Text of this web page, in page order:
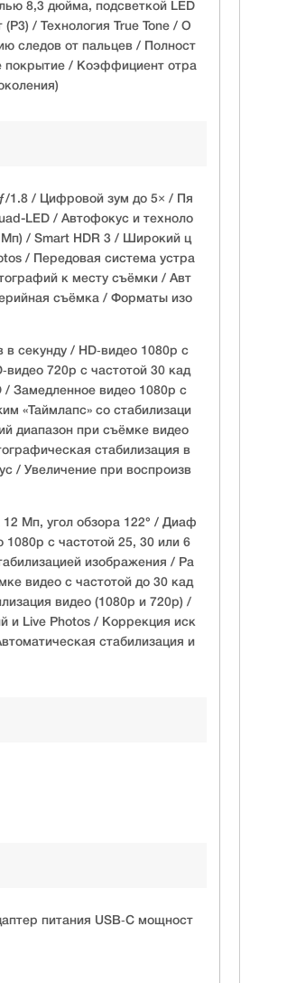
8,3 дюйма, подсветкой LED
/ Технология True Tone / О
следов от пальцев / Полност
покрытие / Коэффициент отра
1.8 / Цифровой зум до 5× / Пя
LED / Автофокус и техноло
/ Smart HDR 3 / Широкий ц
/ Передовая система устра
к месту съёмки / Авт
съёмка / Форматы изо
секунду / HD‑видео 1080p с
720p с частотой 30 кад
/ Замедленное видео 1080р с
«Таймлапс» со стабилизаци
диапазон при съёмке видео
стабилизация в
/ Увеличение при воспроизв
Мп, угол обзора 122° / Диаф
с частотой 25, 30 или 6
изображения / Ра
видео с частотой до 30 кад
видео (1080p и 720p) /
и Live Photos / Коррекция иск
стабилизация и
питания USB‑C мощност